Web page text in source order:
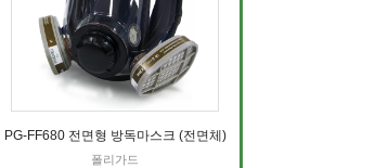
PG-FF680 전면형 방독마스크 (전면체)
폴리가드